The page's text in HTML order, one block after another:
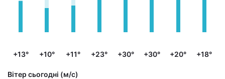
+13° +10° +11° +23° +30° +30° +20° +18°
Вітер сьогодні (м/с)